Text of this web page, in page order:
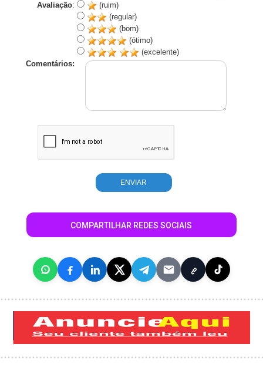
Avaliação:
(ruim)
(regular)
(bom)
(ótimo)
(excelente)
Comentários:
COMPARTILHAR REDES SOCIAIS